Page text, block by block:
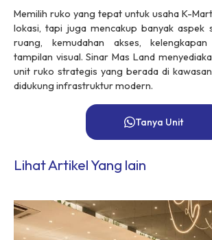
Memilih ruko yang tepat untuk usaha K-Mart
lokasi, tapi juga mencakup banyak aspek
ruang, kemudahan akses,
tampilan visual. Sinar Mas Land
unit ruko strategis yang berada di
didukung infrastruktur modern.
Tanya Unit
Lihat Artikel Yang lain